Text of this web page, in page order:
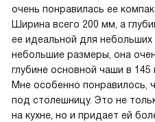
очень понравилась ее
Ширина всего 200 мм, а
ее идеальной для
небольшие размеры, она
глубине основной чаши в 145
Мне особенно понравилось,
под столешницу. Это не
на кухне, но и придает ей